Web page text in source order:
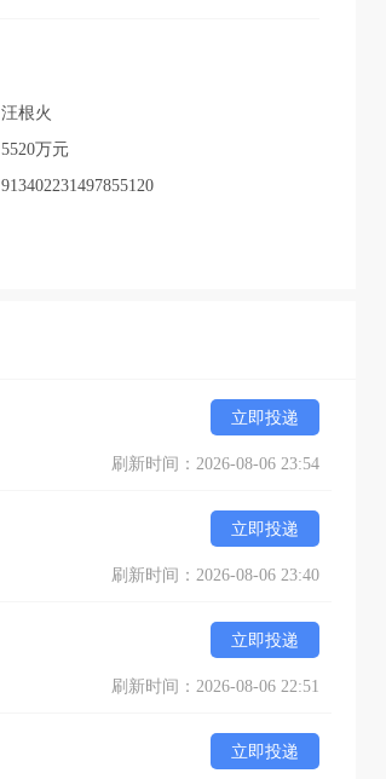
汪根火
5520万元
913402231497855120
立即投递
刷新时间：2026-08-06 23:54
立即投递
刷新时间：2026-08-06 23:40
立即投递
刷新时间：2026-08-06 22:51
立即投递